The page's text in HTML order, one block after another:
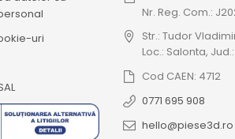
uri
Nr. Reg. Com.:
Str.: Tudor
Loc.: Salonta,
Cod CAEN: 4712
0771 695 908
hello@piese3d.ro